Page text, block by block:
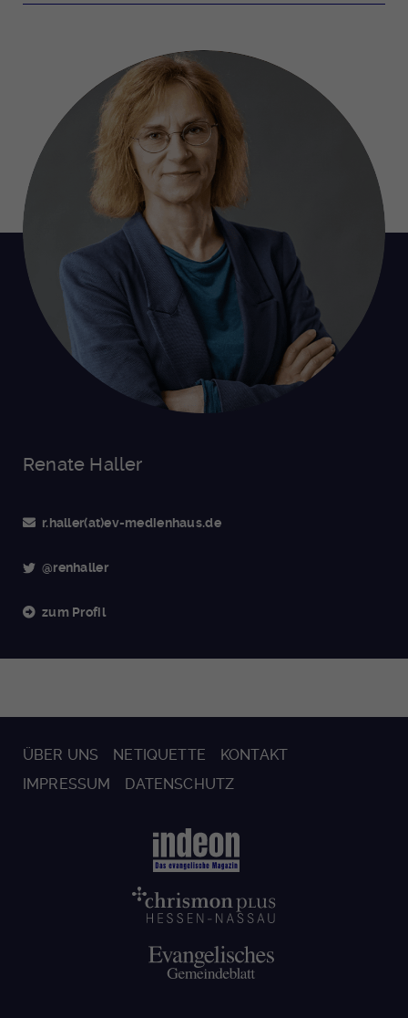
Renate Haller
r.haller(at)ev-medienhaus.de
@renhaller
zum Profil
ÜBER UNS NETIQUETTE
KONTAKT
IMPRESSUM
DATENSCHUTZ
Versionsnummer an.